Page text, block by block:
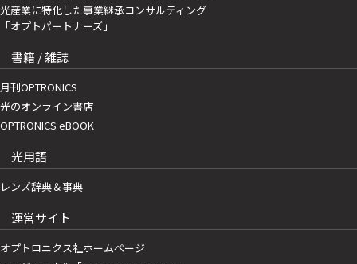
光産業に特化した事業継承コンサルティング
「オプトパートナーズ」
書籍 / 雑誌
月刊OPTRONICS
光のオンライン書店
OPTRONICS eBOOK
光用語
レンズ辞典＆事典
運営サイト
オプトロニクス社ホームページ